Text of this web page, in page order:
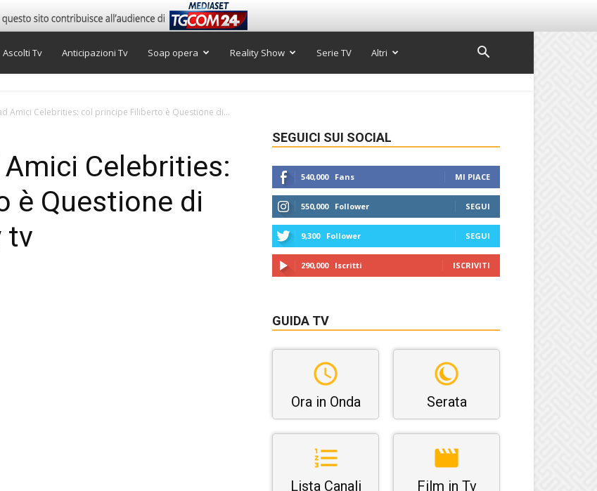
Ascolti Tv Anticipazioni Tv Soap opera Reality Show Serie TV Altri
Amici Celebrities: col principe Filiberto è Questione di...
Celebrities:
è Questione di
tv
SEGUICI SUI SOCIAL
540,000 Fans MI PIACE
550,000 Follower SEGUI
9,300 Follower SEGUI
290,000 Iscritti ISCRIVITI
GUIDA TV
Ora in Onda Serata
Lista Canali Film in Tv